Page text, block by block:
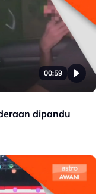
00:59
dipandu